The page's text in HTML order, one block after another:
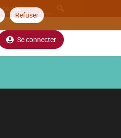
Refuser
Se connecter